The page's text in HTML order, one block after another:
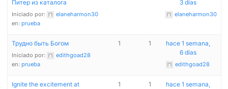
Питер из каталога
Iniciado por:
elaneharmon30
en: prueba
3 días
elaneharmon30
Трудно быть Богом
Iniciado por:
edithgoad28
en: prueba
1 1
hace 1 semana,
6 días
edithgoad28
Ignite the excitement at
1 1
hace 1 semana,